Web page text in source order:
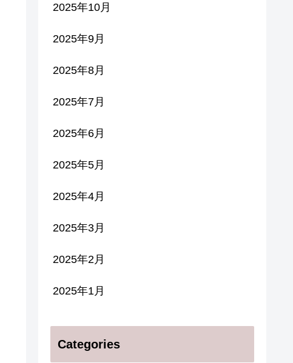
2025年10月
2025年9月
2025年8月
2025年7月
2025年6月
2025年5月
2025年4月
2025年3月
2025年2月
2025年1月
Categories